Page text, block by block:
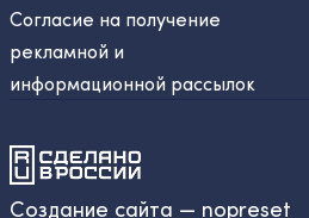
Согласие на получение
рекламной и
информационной рассылок
Создание сайта — nopreset